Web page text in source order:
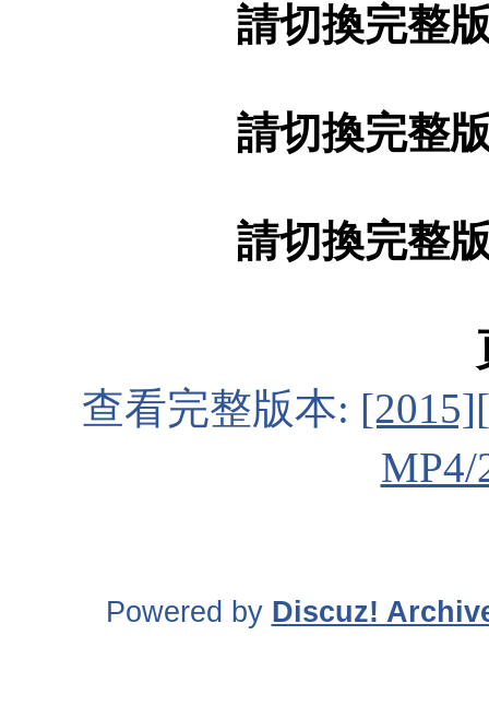
請切換完整
請切換完整
請切換完整
查看完整版本:
Powered by Discuz!